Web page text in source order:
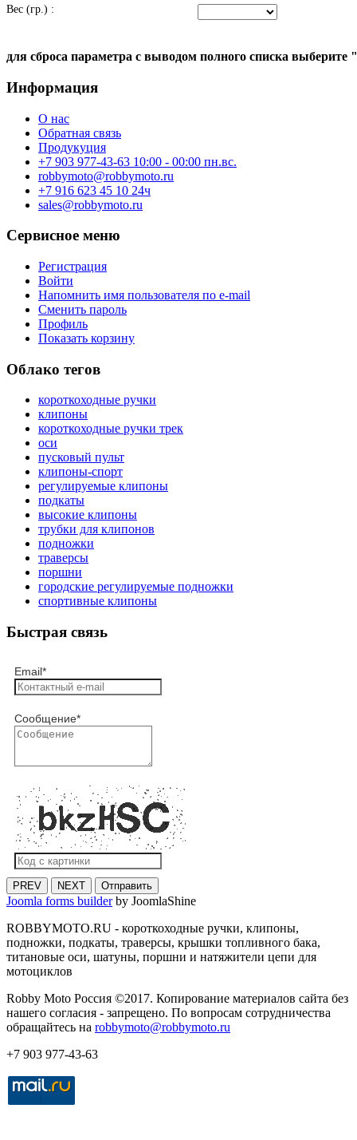
Вес (гр.) :
для сброса параметра с выводом полного списка
Информация
О нас
Обратная связь
Продукуция
+7 903 977-43-63 10:00 - 00:00 пн.вс.
robbymoto@robbymoto.ru
+7 916 623 45 10 24ч
sales@robbymoto.ru
Сервисное меню
Регистрация
Войти
Напомнить имя пользователя по e-mail
Сменить пароль
Профиль
Показать корзину
Облако тегов
короткоходные ручки
клипоны
короткоходные ручки трек
оси
пусковый пульт
клипоны-спорт
регулируемые клипоны
подкаты
высокие клипоны
трубки для клипонов
подножки
траверсы
поршни
городские регулируемые подножки
спортивные клипоны
Быстрая связь
Email*
Сообщение*
PREV NEXT Отправить
Joomla forms builderby JoomlaShine
ROBBYMOTO.RU - короткоходные ручки, клипоны,
подножки, подкаты, траверсы, крышки топливного бака,
титановые оси, шатуны, поршни и натяжители цепи для
мотоциклов
Robby Moto Россия ©2017. Копирование материалов сайта без
нашего согласия - запрещено. По вопросам сотрудничества
обращайтесь на robbymoto@robbymoto.ru
+7 903 977-43-63